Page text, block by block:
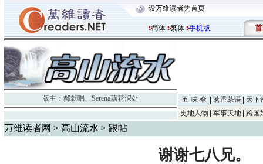
设万维读者为首页
简体 繁体 手机版 首
版主： 郝就唱、 Serena藕花深处 五 味 斋 茗香茶语
天下
史地人物
军事天地 跨国
万维读者网 > 高山流水 > 跟帖
谢谢七八兄。